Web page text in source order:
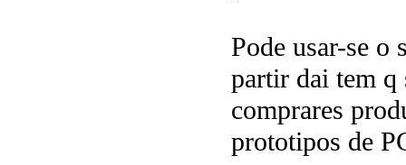
Pode usar-se o
partir dai tem q
comprares
prototipos de